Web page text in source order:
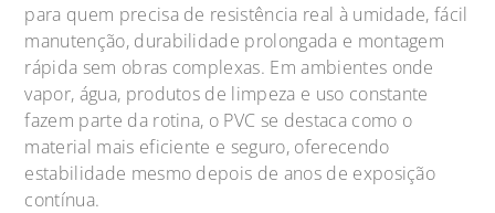
para quem precisa de resistência real à umidade, fácil
manutenção, durabilidade prolongada e montagem
rápida sem obras complexas. Em ambientes onde
vapor, água, produtos de limpeza e uso constante
fazem parte da rotina, o PVC se destaca como o
material mais eficiente e seguro, oferecendo
estabilidade mesmo depois de anos de exposição
contínua.